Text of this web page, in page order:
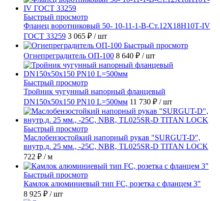
Быстрый просмотр
Фланец воротниковый 50- 10-11-1-B-Ст.12Х18Н10Т-IV
ГОСТ 33259 3 065 ₽ / шт
Быстрый просмотр
Огнепреградитель ОП-100 8 640 ₽ / шт
Быстрый просмотр
Тройник чугунный напорный фланцевый
DN150х50х150 PN10 L=500мм 11 730 ₽ / шт
Быстрый просмотр
Маслобензостойкий напорный рукав "SURGUT-D",
внутр.д. 25 мм., -25C, NBR, TL025SR-D TITAN LOCK
722 ₽ / м
Быстрый просмотр
Камлок алюминиевый тип FC, розетка с фланцем 3"
8 925 ₽ / шт